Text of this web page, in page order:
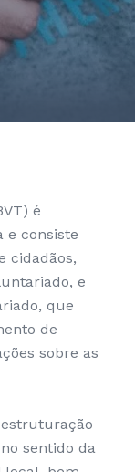
é
e consiste
cidadãos,
e
que
de
sobre as
sentido da